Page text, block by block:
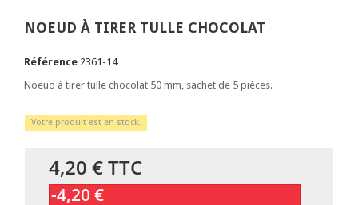
NOEUD À TIRER TULLE CHOCOLAT
Référence 2361-14
Noeud à tirer tulle chocolat 50 mm, sachet de 5 pièces.
Votre produit est en stock.
4,20 €TTC
-4,20 €